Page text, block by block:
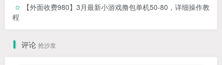
【外面收费980】3月最新小游戏撸包单机50-80，详细操作教
程
评论 抢沙发